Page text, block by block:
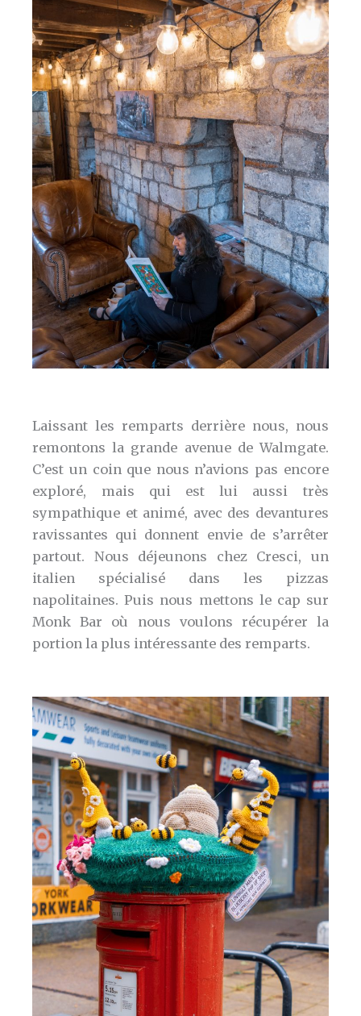
Laissant les remparts derrière nous, nous
remontons la grande avenue de Walmgate.
C’est un coin que nous n’avions pas encore
exploré, mais qui est lui aussi très
sympathique et animé, avec des devantures
ravissantes qui donnent envie de s’arrêter
partout. Nous déjeunons chez Cresci, un
italien spécialisé dans les pizzas
napolitaines. Puis nous mettons le cap sur
Monk Bar où nous voulons récupérer la
portion la plus intéressante des remparts.